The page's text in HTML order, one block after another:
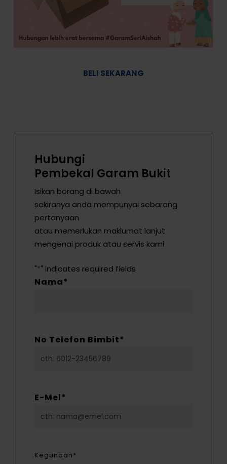
BELI SEKARANG
Hubungi
Pembekal Garam Bukit
Isikan borang di bawah
sekiranya anda mempunyai sebarang
pertanyaan
atau memerlukan maklumat lanjut
mengenai produk atau servis kami
"*" indicates required fields
Nama*
No Telefon Bimbit*
E-Mel*
Kegunaan*